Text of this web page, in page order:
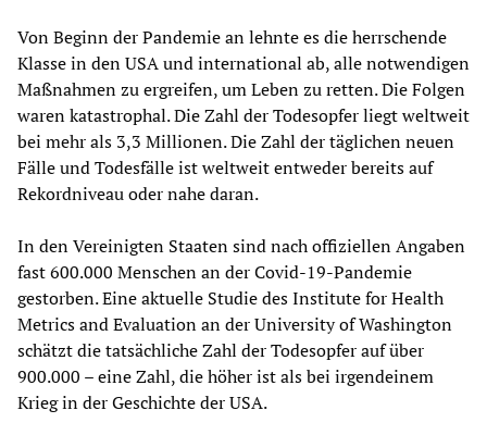
Von Beginn der Pandemie an lehnte es die herrschende
Klasse in den USA und international ab, alle notwendigen
Maßnahmen zu ergreifen, um Leben zu retten. Die Folgen
waren katastrophal. Die Zahl der Todesopfer liegt weltweit
bei mehr als 3,3 Millionen. Die Zahl der täglichen neuen
Fälle und Todesfälle ist weltweit entweder bereits auf
Rekordniveau oder nahe daran.
In den Vereinigten Staaten sind nach offiziellen Angaben
fast 600.000 Menschen an der Covid-19-Pandemie
gestorben. Eine aktuelle Studie des Institute for Health
Metrics and Evaluation an der University of Washington
schätzt die tatsächliche Zahl der Todesopfer auf über
900.000 – eine Zahl, die höher ist als bei irgendeinem
Krieg in der Geschichte der USA.